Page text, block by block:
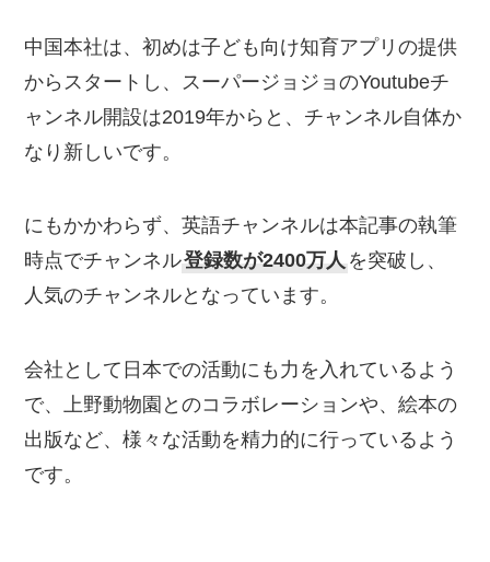
中国本社は、初めは子ども向け知育アプリの提供
からスタートし、スーパージョジョのYoutubeチ
ャンネル開設は2019年からと、チャンネル自体か
なり新しいです。
にもかかわらず、英語チャンネルは本記事の執筆
時点でチャンネル登録数が2400万人 を突破し、
人気のチャンネルとなっています。
会社として日本での活動にも力を入れているよう
で、上野動物園とのコラボレーションや、絵本の
出版など、様々な活動を精力的に行っているよう
です。